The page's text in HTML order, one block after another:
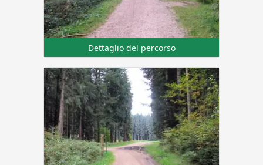
Dettaglio del percorso